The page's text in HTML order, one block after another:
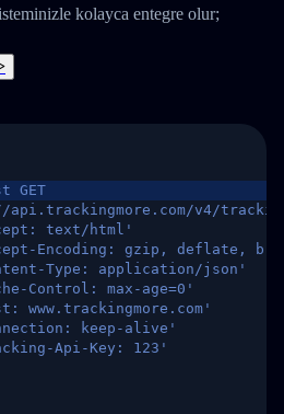
kolayca entegre olur;
GET
v4/trackings/
text/html'
Encoding: gzip, deflate,
Type: application/json'
Control: max-age=0'
www.trackingmore.com'
keep-alive'
Api-Key: 123'